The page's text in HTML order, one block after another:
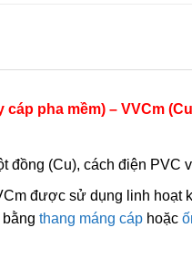
pha mềm) – VVCm
đồng (Cu), cách điện PVC
được sử dụng linh hoạt
thang máng cáphoặc